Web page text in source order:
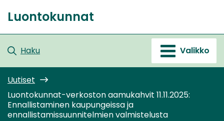
sisältöön
Etusivu
Luontokunnat
Haku Valikko
Uutiset
Luontokunnat-verkoston aamukahvit 11.11.2025:
Ennallistaminen kaupungeissa ja
ennallistamissuunnitelmien valmistelusta